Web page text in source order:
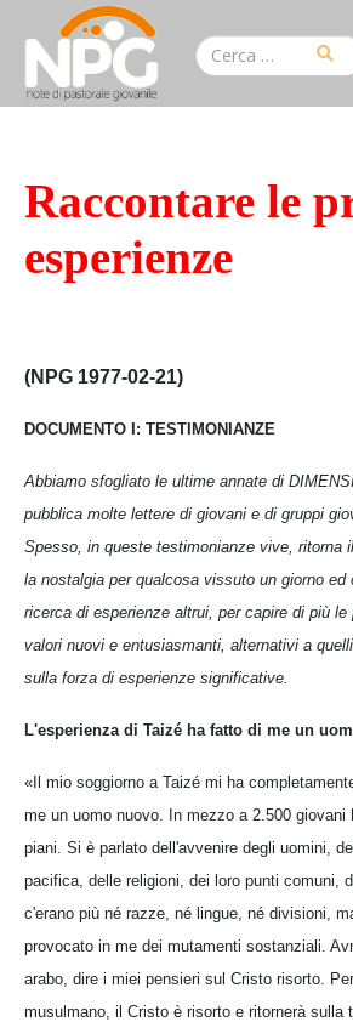
Raccontare le
esperienze
(NPG 1977-02-21)
DOCUMENTO I: TESTIMONIANZE
Abbiamo sfogliato le ultime annate di
pubblica molte lettere di giovani e di gruppi
Spesso, in queste testimonianze vive, ritorna
la nostalgia per qualcosa vissuto un giorno ed
ricerca di esperienze altrui, per capire di più
valori nuovi e entusiasmanti, alternativi a
sulla forza di esperienze significative.
L'esperienza di Taizé ha fatto di me un
«Il mio soggiorno a Taizé mi ha
me un uomo nuovo. In mezzo a 2.500
piani. Si è parlato dell'avvenire degli uomini,
pacifica, delle religioni, dei loro punti comuni,
c'erano più né razze, né lingue, né divisioni,
provocato in me dei mutamenti sostanziali.
arabo, dire i miei pensieri sul Cristo risorto.
musulmano, il Cristo è risorto e ritornerà sulla